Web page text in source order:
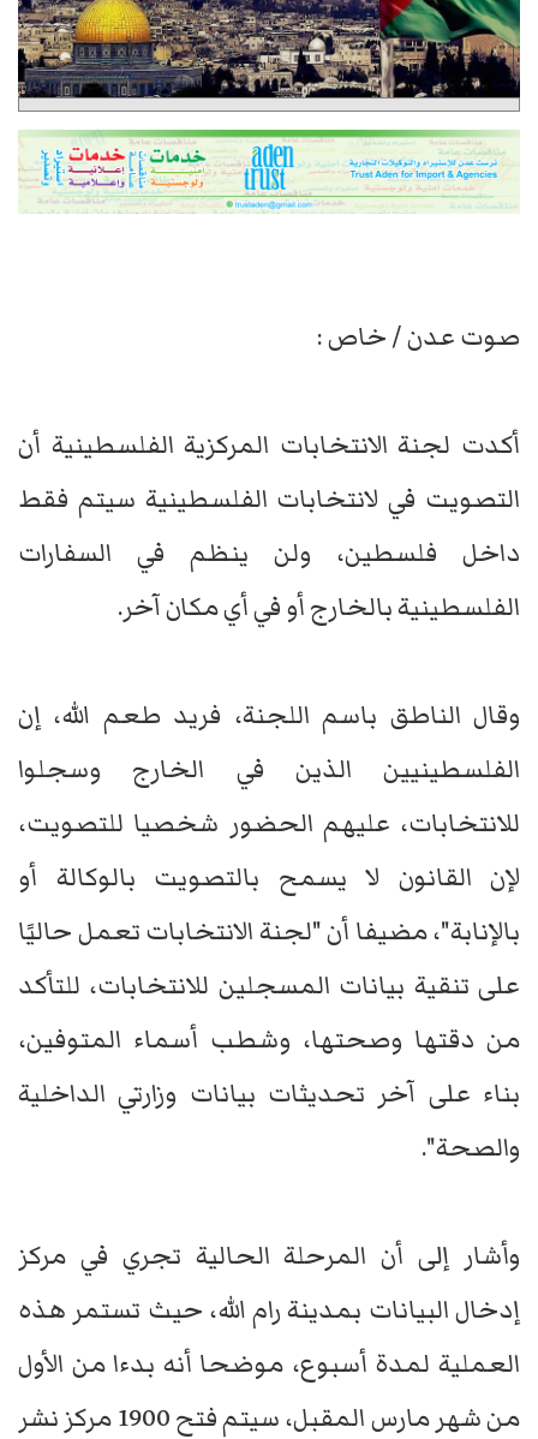
صوت عدن / خاص :
أكدت لجنة الانتخابات المركزية الفلسطينية أن
التصويت في لانتخابات الفلسطينية سيتم فقط
داخل فلسطين، ولن ينظم في السفارات
الفلسطينية بالخارج أو في أي مكان آخر.
وقال الناطق باسم اللجنة، فريد طعم الله، إن
الفلسطينيين الذين في الخارج وسجلوا
للانتخابات، عليهم الحضور شخصيا للتصويت،
لإن القانون لا يسمح بالتصويت بالوكالة أو
بالإنابة"، مضيفا أن "لجنة الانتخابات تعمل حاليًا
على تنقية بيانات المسجلين للانتخابات، للتأكد
من دقتها وصحتها، وشطب أسماء المتوفين،
بناء على آخر تحديثات بيانات وزارتي الداخلية
والصحة".
وأشار إلى أن المرحلة الحالية تجري في مركز
إدخال البيانات بمدينة رام الله، حيث تستمر هذه
العملية لمدة أسبوع، موضحا أنه بدءا من الأول
من شهر مارس المقبل، سيتم فتح 1900 مركز نشر